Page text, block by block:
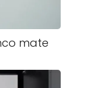
mate